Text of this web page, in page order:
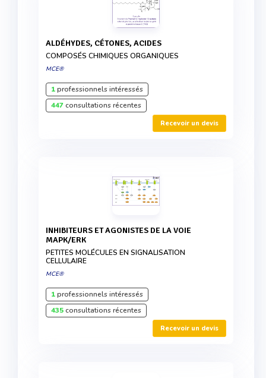
ALDÉHYDES, CÉTONES, ACIDES
COMPOSÉS CHIMIQUES ORGANIQUES
MCE®
1professionnels intéressés
447consultations récentes
Recevoir un devis
INHIBITEURS ET AGONISTES DE LA VOIE
MAPK/ERK
PETITES MOLÉCULES EN SIGNALISATION
CELLULAIRE
MCE®
1professionnels intéressés
435consultations récentes
Recevoir un devis